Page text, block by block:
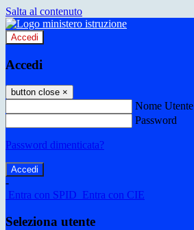
Salta al contenuto
Accedi
Accedi
button close ×
Nome Utente
Password
Password dimenticata?
-
Entra con SPID Entra con CIE
Seleziona utente